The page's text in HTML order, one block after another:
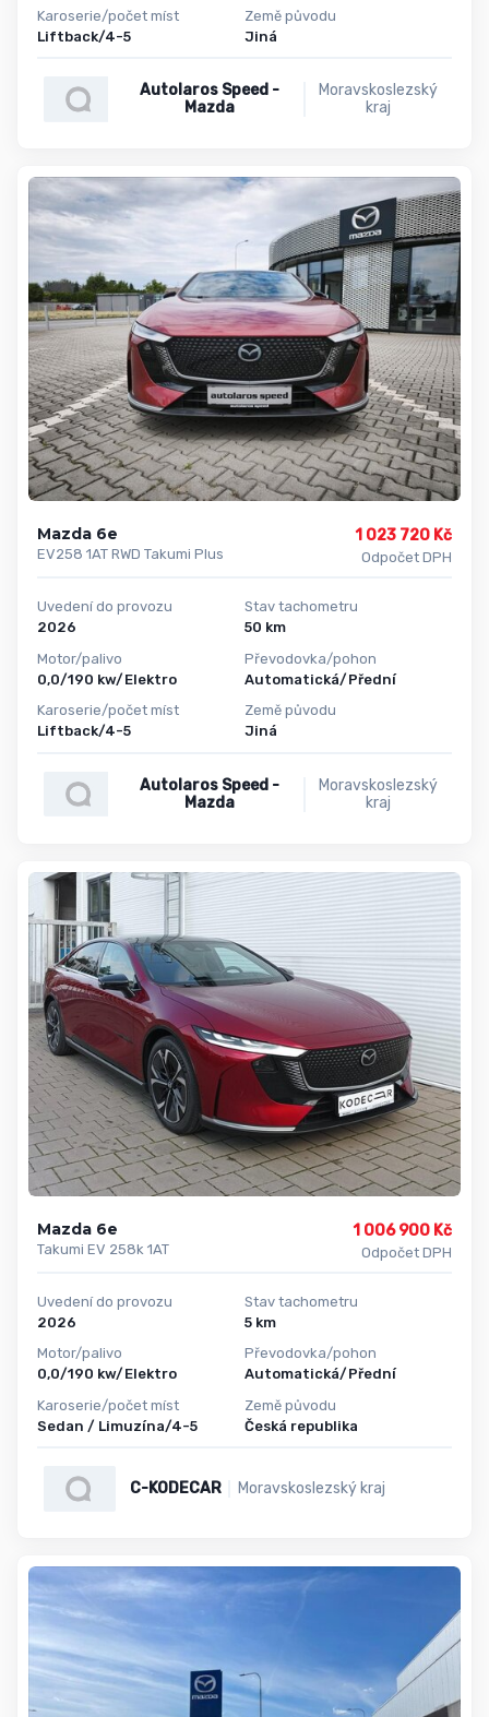
Karoserie/počet míst
Liftback/4-5
Země původu
Jiná
Autolaros Speed -
Mazda
Moravskoslezský
kraj
Mazda 6e
EV258 1AT RWD Takumi Plus
1 023 720 Kč
Odpočet DPH
Uvedení do provozu
2026
Motor/palivo
0,0/190 kw/Elektro
Karoserie/počet míst
Liftback/4-5
Stav tachometru
50 km
Převodovka/pohon
Automatická/Přední
Země původu
Jiná
Autolaros Speed -
Mazda
Moravskoslezský
kraj
Mazda 6e
Takumi EV 258k 1AT
1 006 900 Kč
Odpočet DPH
Uvedení do provozu
2026
Motor/palivo
0,0/190 kw/Elektro
Karoserie/počet míst
Sedan / Limuzína/4-5
Stav tachometru
5 km
Převodovka/pohon
Automatická/Přední
Země původu
Česká republika
C-KODECAR Moravskoslezský kraj